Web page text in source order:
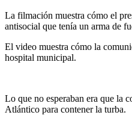
La filmación muestra cómo el
antisocial que tenía un arma de
El video muestra cómo la
hospital municipal.
Lo que no esperaban era que la
Atlántico para contener la turba.